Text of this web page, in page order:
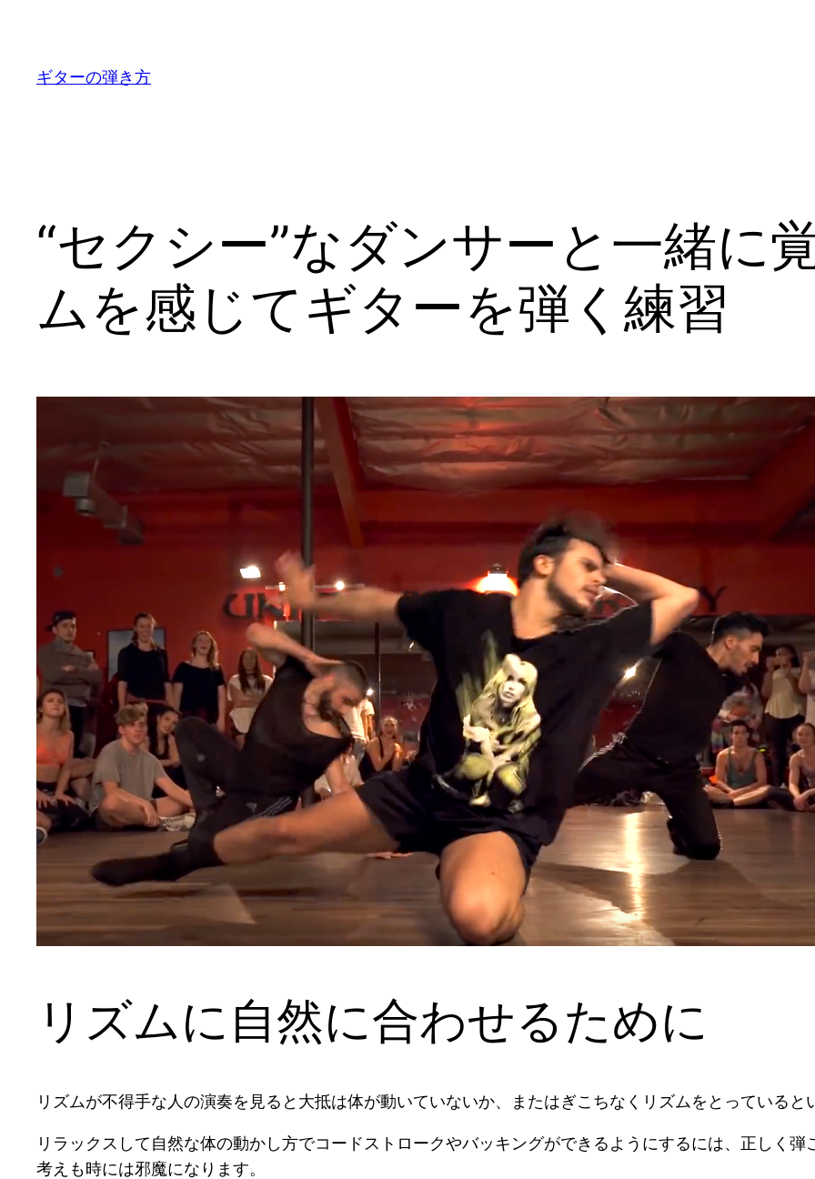
ギターの弾き方
“セクシー”なダンサーと一緒に
ムを感じてギターを弾く練習
リズムに自然に合わせるために
リズムが不得手な人の演奏を見ると大抵は体が動いていないか、またはぎこちなくリズムをとっていると
リラックスして自然な体の動かし方でコードストロークやバッキングができるようにするには、正しく
考えも時には邪魔になります。